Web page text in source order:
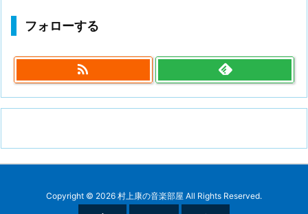
フォローする

Copyright © 2026 村上康の音楽部屋 All Rights Reserved.